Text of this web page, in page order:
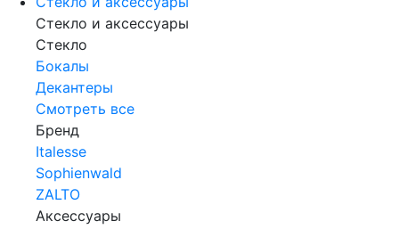
Стекло и аксессуары
Стекло
Бокалы
Декантеры
Смотреть все
Бренд
Italesse
Sophienwald
ZALTO
Аксессуары